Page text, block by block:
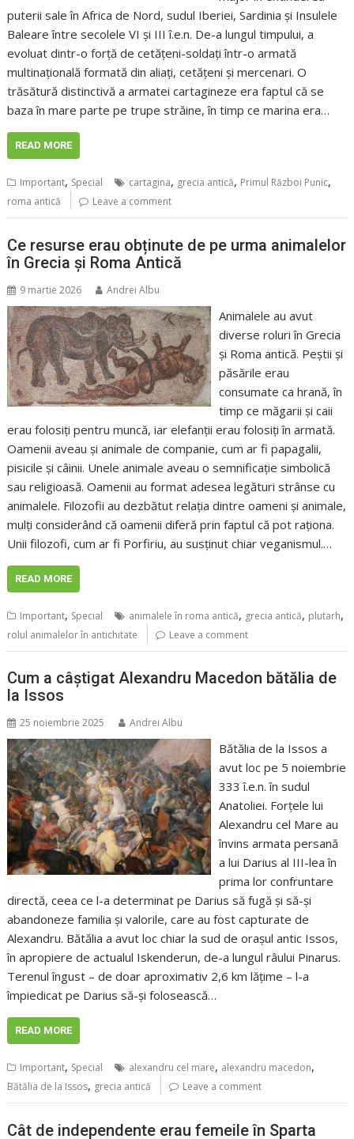
puterii sale în Africa de Nord, sudul Iberiei, Sardinia și Insulele
Baleare între secolele VI și III î.e.n. De-a lungul timpului, a
evoluat dintr-o forță de cetățeni-soldați într-o armată
multinațională formată din aliați, cetățeni și mercenari. O
trăsătură distinctivă a armatei cartagineze era faptul că se
baza în mare parte pe trupe străine, în timp ce marina era…
READ MORE
Important, Special cartagina, grecia antică, Primul Război Punic,
roma antică Leave a comment
Ce resurse erau obținute de pe urma animalelor
în Grecia și Roma Antică
9 martie 2026 Andrei Albu
Animalele au avut
diverse roluri în Grecia
și Roma antică. Peștii și
păsările erau
consumate ca hrană, în
timp ce măgarii și caii
erau folosiți pentru muncă, iar elefanții erau folosiți în armată.
Oamenii aveau și animale de companie, cum ar fi papagalii,
pisicile și câinii. Unele animale aveau o semnificație simbolică
sau religioasă. Oamenii au format adesea legături strânse cu
animalele. Filozofii au dezbătut relația dintre oameni și animale,
mulți considerând că oamenii diferă prin faptul că pot raționa.
Unii filozofi, cum ar fi Porfiriu, au susținut chiar veganismul.…
READ MORE
Important, Special animalele în roma antică, grecia antică, plutarh,
rolul animalelor în antichitate Leave a comment
Cum a câștigat Alexandru Macedon bătălia de
la Issos
25 noiembrie 2025 Andrei Albu
Bătălia de la Issos a
avut loc pe 5 noiembrie
333 î.e.n. în sudul
Anatoliei. Forțele lui
Alexandru cel Mare au
învins armata persană
a lui Darius al III-lea în
prima lor confruntare
directă, ceea ce l-a determinat pe Darius să fugă și să-și
abandoneze familia și valorile, care au fost capturate de
Alexandru. Bătălia a avut loc chiar la sud de orașul antic Issos,
în apropiere de actualul Iskenderun, de-a lungul râului Pinarus.
Terenul îngust – de doar aproximativ 2,6 km lățime – l-a
împiedicat pe Darius să-și folosească…
READ MORE
Important, Special alexandru cel mare, alexandru macedon,
Bătălia de la Issos, grecia antică Leave a comment
Cât de independente erau femeile în Sparta